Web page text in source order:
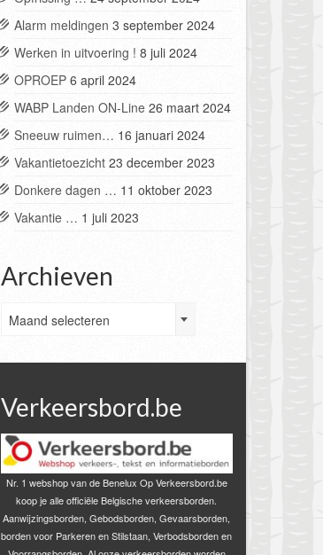
Alarm meldingen 3 september 2024
Werken in uitvoering ! 8 juli 2024
OPROEP 6 april 2024
WABP Landen ON-Line 26 maart 2024
Sneeuw ruimen… 16 januari 2024
Vakantietoezicht 23 december 2023
Donkere dagen … 11 oktober 2023
Vakantie … 1 juli 2023
Archieven
Maand selecteren
Verkeersbord.be
Nr. 1 webshop van de Benelux Op Verkeersbord.be
koop je alle officiële Belgische verkeersborden.
Aanwijzingsborden, Gebodsborden, Gevaarsborden,
borden voor Parkeren en Stilstaan, Verbodsborden en